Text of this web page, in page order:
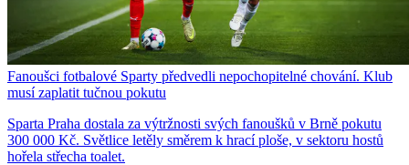
Fanoušci fotbalové Sparty předvedli nepochopitelné chování. Klub
musí zaplatit tučnou pokutu
Sparta Praha dostala za výtržnosti svých fanoušků v Brně pokutu
300 000 Kč. Světlice letěly směrem k hrací ploše, v sektoru hostů
hořela střecha toalet.